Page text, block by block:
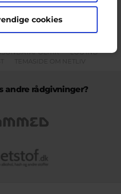
cookies
Unions holdninger.
LOG IND
TEMASIDE OM NETLIV
andre rådgivninger?